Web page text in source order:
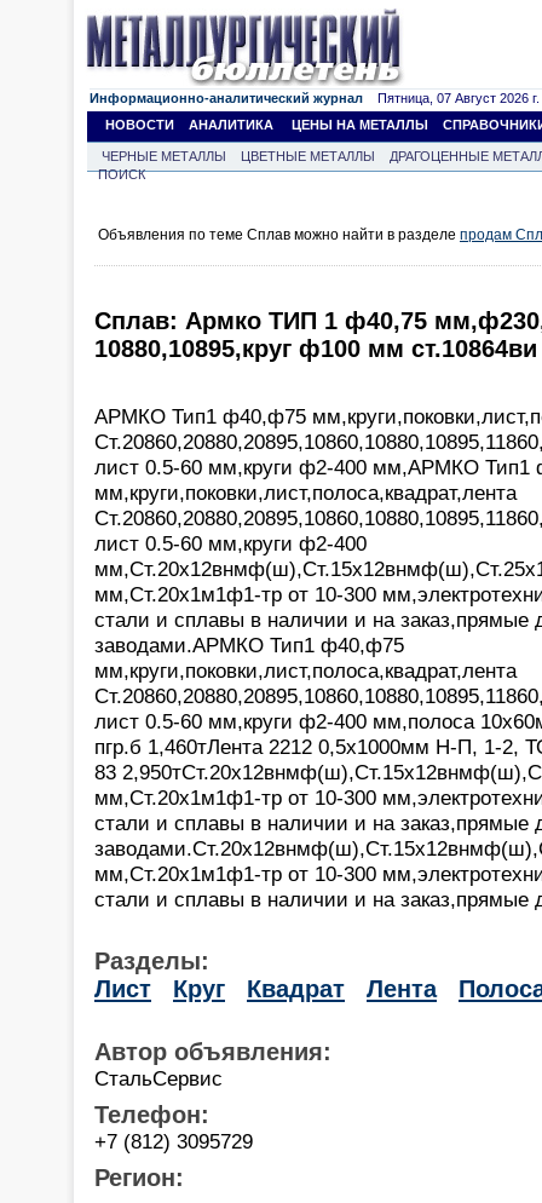
Информационно-аналитический журнал Пятница, 07 Август 2026 г.
НОВОСТИ
АНАЛИТИКА ЦЕНЫ НА МЕТАЛЛЫ
ЧЕРНЫЕ МЕТАЛЛЫ ЦВЕТНЫЕ МЕТАЛЛЫ
ДРАГОЦЕННЫЕ
ПОИСК
Объявления по теме Сплав можно найти в разделе продам
Сплав: Армко ТИП 1 ф40,75
10880,10895,круг ф100 мм ст.10864ви
АРМКО Тип1 ф40,ф75
лист 0.5-60 мм,круги ф2-400 мм,АРМКО Тип1
мм,круги,поковки,лист,полоса,квадрат,лента
лист 0.5-60 мм,круги ф2-400
мм,Ст.20х1м1ф1-тр от 10-300
стали и сплавы в наличии и на заказ,прямые
заводами.АРМКО Тип1 ф40,ф75
мм,круги,поковки,лист,полоса,квадрат,лента
лист 0.5-60 мм,круги ф2-400 мм,полоса
пгр.б 1,460тЛента 2212 0,5х1000мм Н-П, 1-
83
мм,Ст.20х1м1ф1-тр от 10-300
стали и сплавы в наличии и на заказ,прямые
мм,Ст.20х1м1ф1-тр от 10-300
стали и сплавы в наличии и на заказ,прямые
Разделы:
Лист
Круг Квадрат Лента
Автор объявления:
СтальСервис
Телефон:
+7 (812) 3095729
Регион: